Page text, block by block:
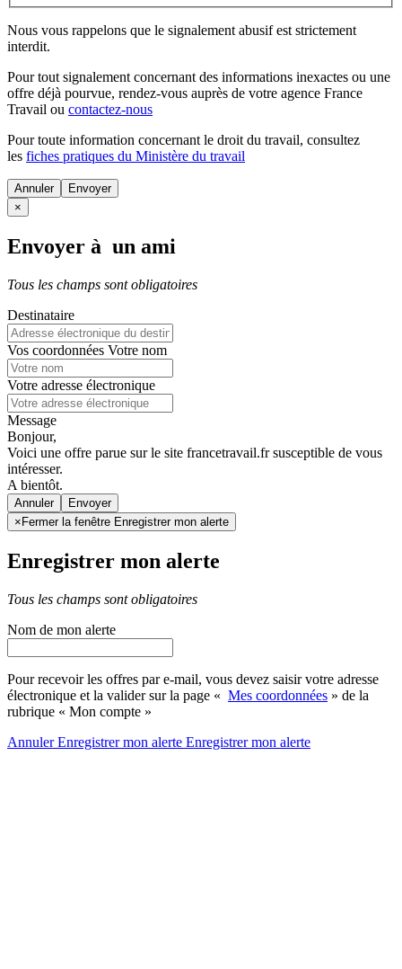
Nous vous rappelons que le signalement abusif est strictement
interdit.
Pour tout signalement concernant des informations inexactes ou une
offre déjà pourvue, rendez-vous auprès de votre agence France
Travail ou contactez-nous
Pour toute information concernant le droit du travail, consultez
les fiches pratiques du Ministère du travail
Annuler
×
Envoyer à un ami
Tous les champs sont obligatoires
Destinataire
Vos coordonnées Votre nom
Votre adresse électronique
Message
Bonjour,
Voici une offre parue sur le site francetravail.fr susceptible de vous
intéresser.
A bientôt.
Annuler
× Fermer la fenêtre Enregistrer mon alerte
Enregistrer mon alerte
Tous les champs sont obligatoires
Nom de mon alerte
Pour recevoir les offres par e-mail, vous devez saisir votre adresse
électronique et la valider sur la page « Mes coordonnées » de la
rubrique « Mon compte »
AnnulerEnregistrer mon alerte Enregistrermon alerte